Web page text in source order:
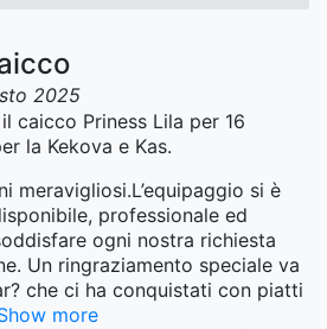
2025
caicco Priness Lila per 16
la Kekova e Kas.
meravigliosi.L’equipaggio si è
professionale ed
ogni nostra richiesta
Un ringraziamento speciale va
che ci ha conquistati con piatti
more